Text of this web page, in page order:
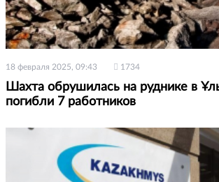
18 февраля 2025, 09:43 1734
Шахта обрушилась на руднике в
погибли 7 работников